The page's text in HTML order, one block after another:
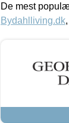
De mest
Bydahlliving.dk